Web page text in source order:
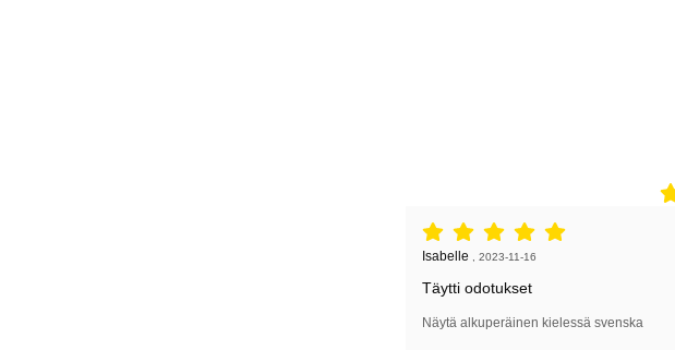
Arvostelu: 5 tähdet / 5,
Arvostelun kirjoittaja:
Isabelle , 2023-11-16
Täytti odotukset
Näytä alkuperäinen kielessä svenska